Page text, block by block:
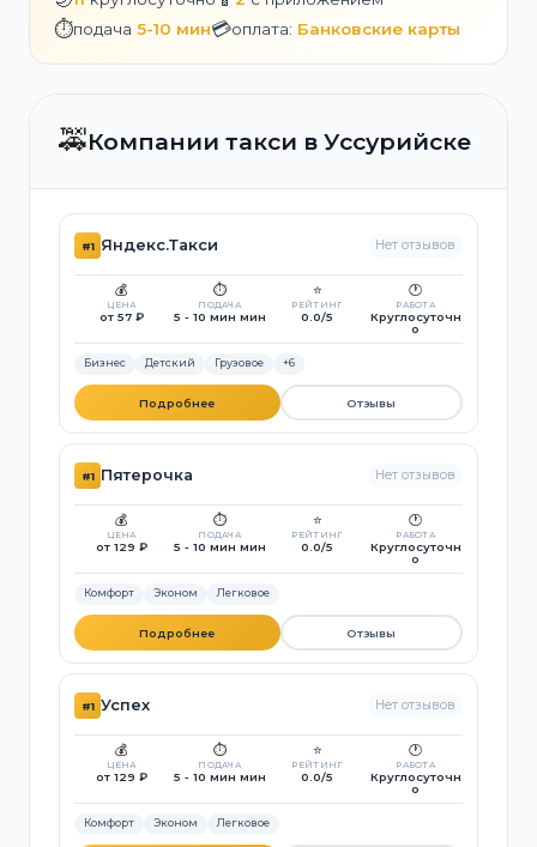
⏱️подача 5-10 мин💳оплата: Банковские карты
🚕Компании такси в Уссурийске
#1 Яндекс.Такси Нет отзывов
💰
ЦЕНА
от 57 ₽
⏱️
ПОДАЧА
5 - 10 мин мин
⭐
РЕЙТИНГ
0.0/5
🕐
РАБОТА
Круглосуточн
о
Бизнес Детский Грузовое +6
Подробнее Отзывы
#1 Пятерочка Нет отзывов
💰
ЦЕНА
от 129 ₽
⏱️
ПОДАЧА
5 - 10 мин мин
⭐
РЕЙТИНГ
0.0/5
🕐
РАБОТА
Круглосуточн
о
Комфорт Эконом Легковое
Подробнее Отзывы
#1 Успех Нет отзывов
💰
ЦЕНА
от 129 ₽
⏱️
ПОДАЧА
5 - 10 мин мин
⭐
РЕЙТИНГ
0.0/5
🕐
РАБОТА
Круглосуточн
о
Комфорт Эконом Легковое